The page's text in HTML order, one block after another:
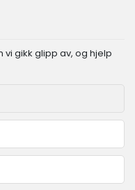
gikk glipp av, og hjelp